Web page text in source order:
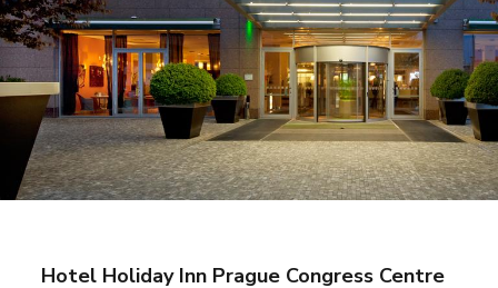
Hotel Holiday Inn Prague Congress Centre